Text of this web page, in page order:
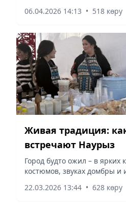
06.04.2026 14:13 • 518 көру
Живая традиция:
встречают Наурыз
Город будто ожил – в ярких
костюмов, звуках домбры и
22.03.2026 13:44 • 628 көру